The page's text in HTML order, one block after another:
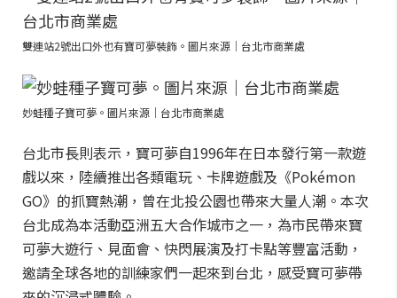
雙連站2號出口外也有寶可夢裝飾。圖片來源｜台北市商業處
妙蛙種子寶可夢。圖片來源｜台北市商業處
台北市長則表示，寶可夢自1996年在日本發行第一款遊
戲以來，陸續推出各類電玩、卡牌遊戲及《Pokémon
GO》的抓寶熱潮，曾在北投公園也帶來大量人潮。本次
台北成為本活動亞洲五大合作城市之一，為市民帶來寶
可夢大遊行、見面會、快閃展演及打卡點等豐富活動，
邀請全球各地的訓練家們一起來到台北，感受寶可夢帶